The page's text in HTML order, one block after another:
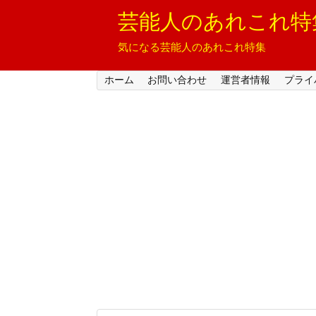
芸能人のあれこれ特
気になる芸能人のあれこれ特集
ホーム お問い合わせ 運営者情報 プラ